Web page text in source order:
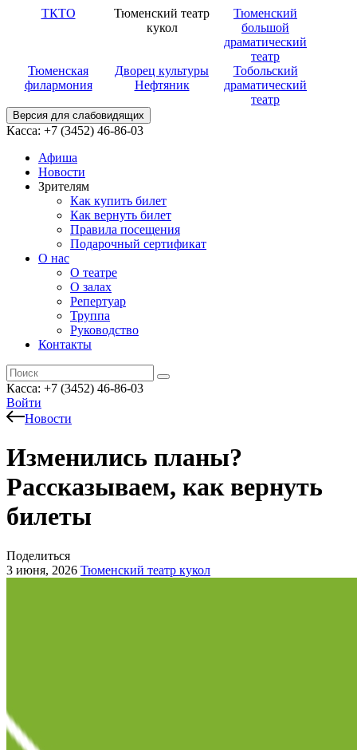
ТКТО
Тюменский театр
кукол
Тюменский
большой
драматический
театр
Тюменская
филармония
Дворец культуры
Нефтяник
Тобольский
драматический
театр
Версия для слабовидящих
Касса: +7 (3452) 46-86-03
Афиша
Новости
Зрителям
Как купить билет
Как вернуть билет
Правила посещения
Подарочный сертификат
О нас
О театре
О залах
Репертуар
Труппа
Руководство
Контакты
Касса: +7 (3452) 46-86-03
Войти
Новости
Изменились планы?
Рассказываем, как вернуть
билеты
Поделиться
3 июня, 2026 Тюменский театр кукол